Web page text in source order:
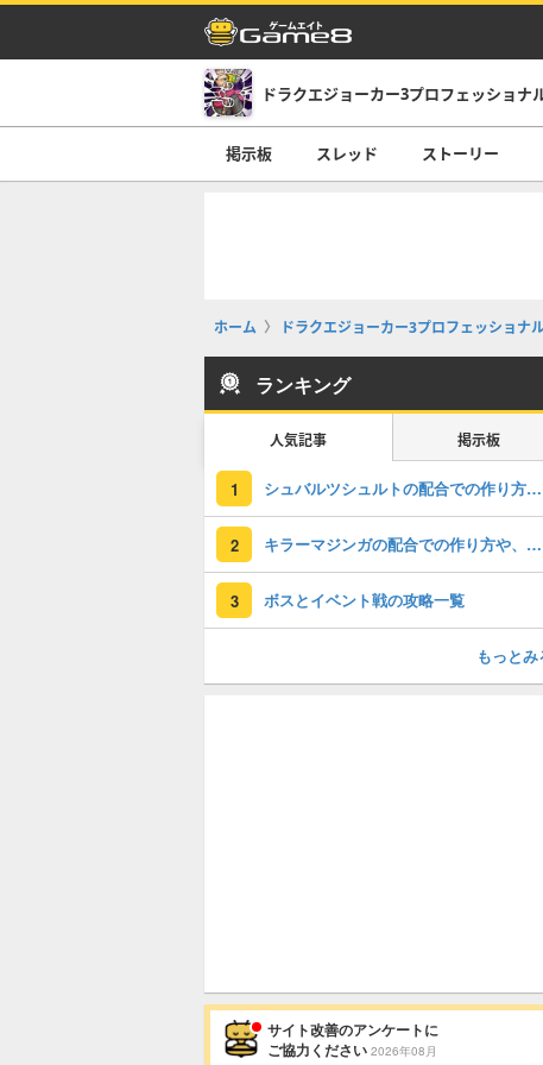
掲示板 スレッド ストーリー
ホーム ドラクエジョーカー3プロフェッショナ
ランキング
人気記事 掲示板
1 シュバルツシュルトの配合での作り方や、ステータスのまとめ
2 キラーマジンガの配合での作り方や、ステータスのまとめ
3 ボスとイベント戦の攻略一覧
もっとみ
サイト改善のアンケートに
ご協力ください 2026年08月